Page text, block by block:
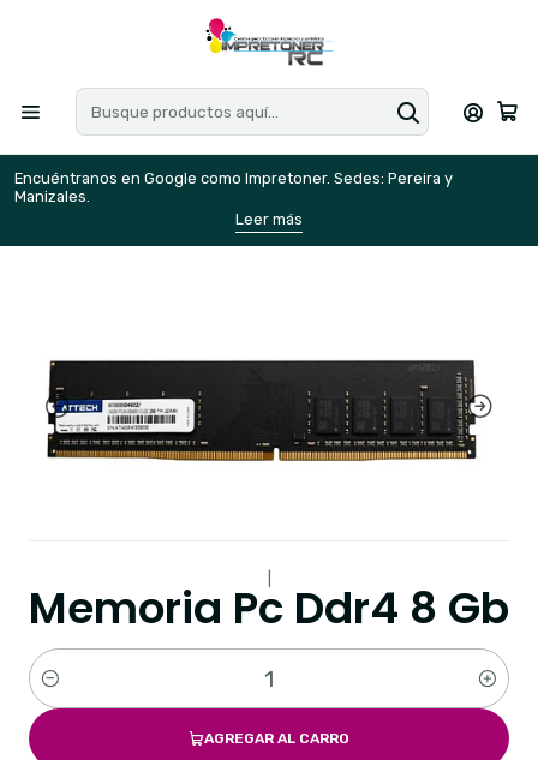
Encuéntranos en Google como Impretoner. Sedes: Pereira y
Manizales.
Leer más
Memoria Pc Ddr4 8 Gb
Cantidad
AGREGAR AL CARRO